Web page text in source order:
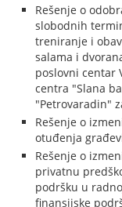
Rešenje o
slobodnih
treniranje i
salama i
poslovni centar
centra "Slana
"Petrovaradin"
Rešenje o
otuđenja
Rešenje o
privatnu
podršku u
finansijske